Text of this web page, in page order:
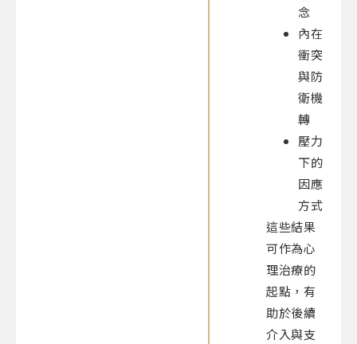
念
內在
衝突
與防
衛機
轉
壓力
下的
因應
方式
這些結果
可作為心
理治療的
起點，有
助於後續
介入與支